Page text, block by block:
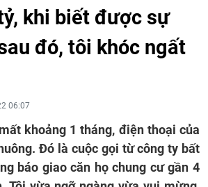
khi biết được sự
đó, tôi khóc ngất
06:07
khoảng 1 tháng, điện thoại của
Đó là cuộc gọi từ công ty bất
báo giao căn họ chung cư gần 4